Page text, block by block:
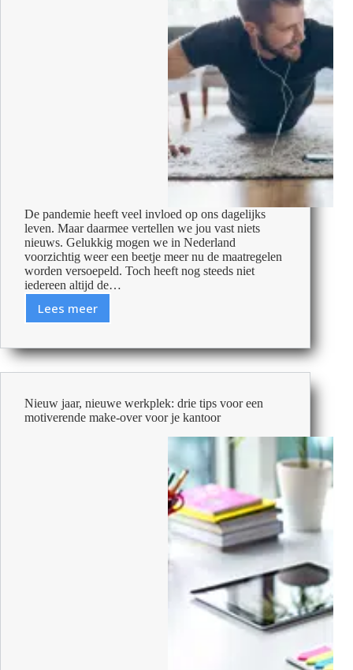
De pandemie heeft veel invloed op ons dagelijks
leven. Maar daarmee vertellen we jou vast niets
nieuws. Gelukkig mogen we in Nederland
voorzichtig weer een beetje meer nu de maatregelen
worden versoepeld. Toch heeft nog steeds niet
iedereen altijd de…
Lees meer
Blijf
en
gemotiveerd
–
onder
werktijd
Nieuw jaar, nieuwe werkplek: drie tips voor een
motiverende make-over voor je kantoor